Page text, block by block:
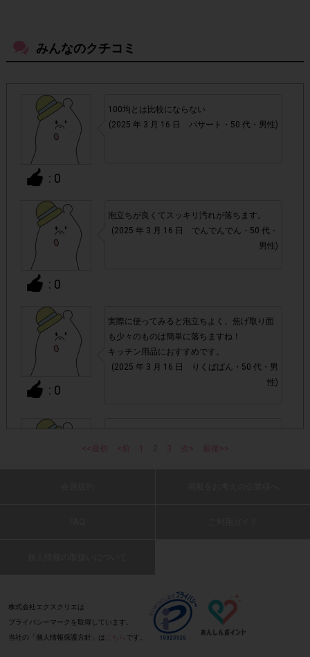
・
必ず商品が到着しお試しした後、アンケート回答を行
ってください。商品が到着する前に注文キャンセルをさ
・通常のレシートを活用したサービスと異なり、レシート画
像の代わりに 商品発送時に段ボールに貼られているシー
ル状の「送り状」と、Amazon.co.jpページ内の「支払
明細書/適格請求書」ページ画面
答時に提出いただきます。提出いただいた画像が確認できな
かった場合や、「支払明細書/適格請求書」の注文日が掲載
期間外だった場合は、ポイント付与対象外となります。
・商品単価目安につきましては、あくまでも目安の価格とな
ります。
実際の購入価格につきましては、変動する可能
性がございますのでAmazon.co.jpページ上の価格をご
確認ください。また、付与されるポイントは一律です。
・今回はAmazon.co.jpでの購入限定です。Amazon.co.jpの
Amazon.co.jp(無料)への会員登録が必要です。
・指定数以上購入されてもポイントは一律です。
上限に達しても、掲載期間内のアンケート回答が可能です。
・スマートフォン、携帯電話、タブレットPCにつきまし
て、機種によってはアンケートに回答できない場合がござい
みんなのクチコミ
: 0
100均とは比較にならない
(2025 年 3 月 16 日 パサート・50 代・男性)
: 0
泡立ちが良くてスッキリ汚れが落ちます。
(2025 年 3 月 16 日 でんでんでん・50 代・
男性)
: 0
実際に使ってみると泡立ちよく、焦げ取り面
も少々のものは簡単に落ちますね！
キッチン用品におすすめです。
(2025 年 3 月 16 日 りくぱぱん・50 代・男
性)
泡立ちも良いです
: 0
<<最初 <前 1 3 次> 最後>>
株式会社エクスクリエは
プライバシーマークを取得しています。
当社の「個人情報保護方針」は
です。